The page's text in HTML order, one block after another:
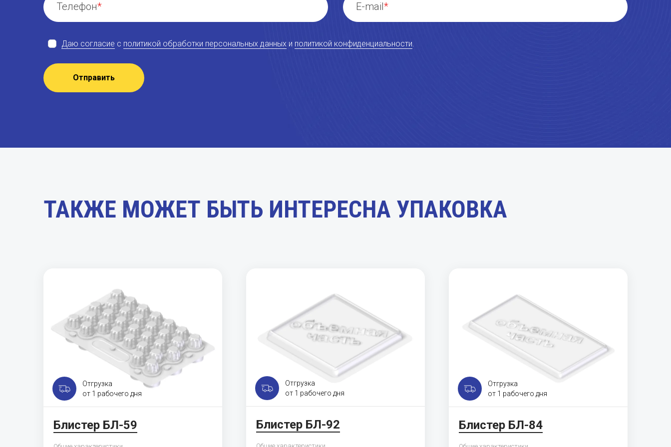
Телефон E-mail
Даю согласие с политикой обработки персональных данных и политикой конфиденциальности
Отправить
ТАКЖЕ МОЖЕТ БЫТЬ ИНТЕРЕСНА УПАКОВКА
Отгрузка
от 1 рабочего дня
Блистер БЛ-59
Отгрузка
от 1 рабочего дня
Блистер БЛ-92
Отгрузка
от 1 рабочего дня
Блистер БЛ-84